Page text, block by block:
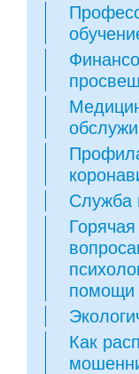
Служба
помощи
Как